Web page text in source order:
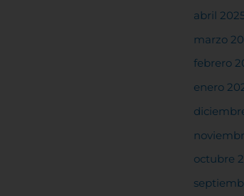
abril
marzo
febrero
enero
octubre